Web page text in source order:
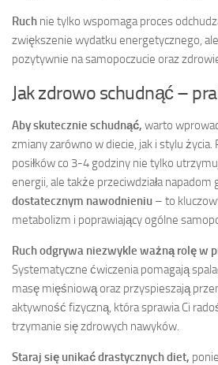
Ruch nie tylko wspomaga proces
zwiększenie wydatku energetycznego,
pozytywnie na samopoczucie oraz
Jak zdrowo schudnąć –
Aby skutecznie schudnąć, warto
zmiany zarówno w diecie, jak i stylu
posiłków co 3-4 godziny nie tylko
energii, ale także przeciwdziała napadom
dostatecznym nawodnieniu – to
metabolizm i poprawiający ogólne
Ruch odgrywa niezwykle ważną rolę w
Systematyczne ćwiczenia pomagają
masę mięśniową oraz przyspieszają
aktywność fizyczną, która sprawia Ci
trzymanie się zdrowych nawyków.
Staraj się unikać drastycznych diet,